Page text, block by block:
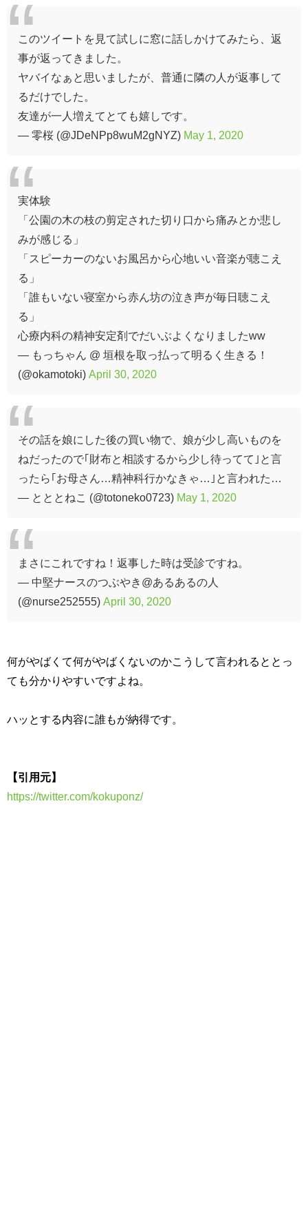
このツイートを見て試しに窓に話しかけてみたら、返
事が返ってきました。
ヤバイなぁと思いましたが、普通に隣の人が返事して
るだけでした。
友達が一人増えてとても嬉しです。
— 零桜 (@JDeNPp8wuM2gNYZ) May 1, 2020
実体験
「公園の木の枝の剪定された切り口から痛みとか悲し
みが感じる」
「スピーカーのないお風呂から心地いい音楽が聴こえ
る」
「誰もいない寝室から赤ん坊の泣き声が毎日聴こえ
る」
心療内科の精神安定剤でだいぶよくなりましたww
— もっちゃん @ 垣根を取っ払って明るく生きる！
(@okamotoki) April 30, 2020
その話を娘にした後の買い物で、娘が少し高いものを
ねだったので｢財布と相談するから少し待ってて｣と言
ったら｢お母さん…精神科行かなきゃ…｣と言われた…
— とととねこ (@totoneko0723) May 1, 2020
まさにこれですね！返事した時は受診ですね。
— 中堅ナースのつぶやき@あるあるの人
(@nurse252555) April 30, 2020
何がやばくて何がやばくないのかこうして言われるととっ
ても分かりやすいですよね。
ハッとする内容に誰もが納得です。
【引用元】
https://twitter.com/kokuponz/